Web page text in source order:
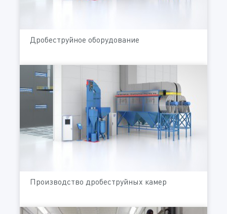
Дробеструйное оборудование
Производство дробеструйных камер